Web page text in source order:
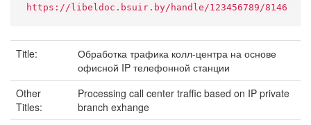
https://libeldoc.bsuir.by/handle/123456789/8146
Title:
Обработка трафика колл-центра на основе
офисной IP телефонной станции
Other
Titles:
Processing call center traffic based on IP private
branch exhange